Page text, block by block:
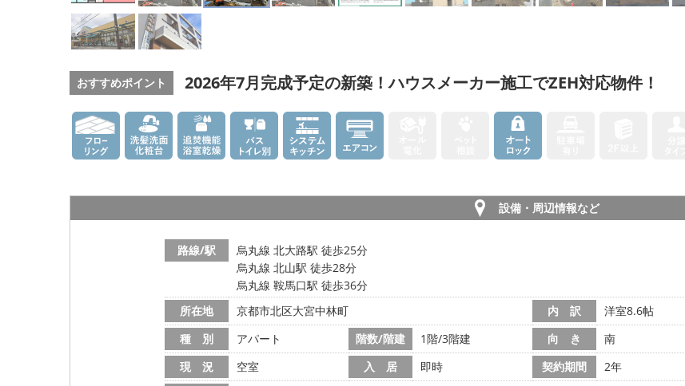
おすすめポイント 2026年7月完成予定の新築！ハウスメーカー施工でZEH対応物件！
設備・周辺情報など
路線/駅
烏丸線 北大路駅 徒歩25分
烏丸線 北山駅 徒歩28分
烏丸線 鞍馬口駅 徒歩36分
所在地
京都市北区大宮中林町 内 訳
洋室8.6帖
種 別
アパート 階数/階建 1階/3階建 向 き 南
現 況
空室 入 居 即時 契約期間 2年